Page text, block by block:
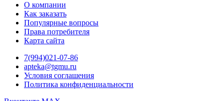
О компании
Как заказать
Популярные вопросы
Права потребителя
Карта сайта
7(994)021-07-86
apteka@tgmu.ru
Условия соглашения
Политика конфиденциальности